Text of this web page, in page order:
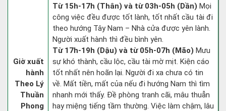
Giờ xuất
hành
Theo Lý
Thuần
Phong
Từ 15h-17h (Thân) và từ 03h-05h (Dần) Mọi
công việc đều được tốt lành, tốt nhất cầu tài đi
theo hướng Tây Nam – Nhà cửa được yên lành.
Người xuất hành thì đều bình yên.
Từ 17h-19h (Dậu) và từ 05h-07h (Mão) Mưu
sự khó thành, cầu lộc, cầu tài mờ mịt. Kiện cáo
tốt nhất nên hoãn lại. Người đi xa chưa có tin
về. Mất tiền, mất của nếu đi hướng Nam thì tìm
nhanh mới thấy. Đề phòng tranh cãi, mâu thuẫn
hay miệng tiếng tầm thường. Việc làm chậm, lâu